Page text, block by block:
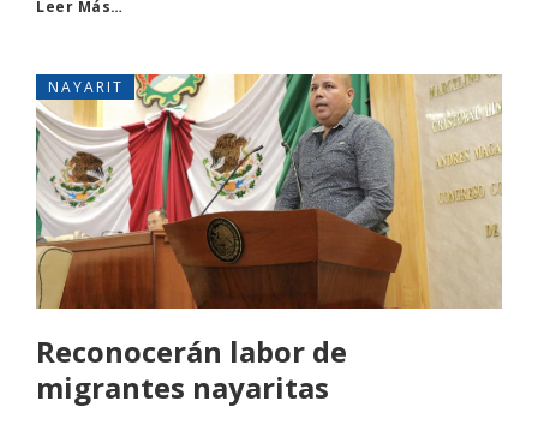
Leer Más…
NAYARIT
Reconocerán labor de
migrantes nayaritas